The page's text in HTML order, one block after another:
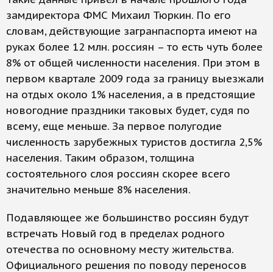
замдиректора ФМС Михаил Тюркин. По его
словам, действующие загранпаспорта имеют на
руках более 12 млн. россиян – то есть чуть более
8% от общей численности населения. При этом в
первом квартале 2009 года за границу выезжали
на отдых около 1% населения, а в предстоящие
новогодние праздники таковых будет, судя по
всему, еще меньше. За первое полугодие
численность зарубежных туристов достигла 2,5%
населения. Таким образом, толщина
состоятельного слоя россиян скорее всего
значительно меньше 8% населения.
Подавляющее же большинство россиян будут
встречать Новый год в пределах родного
отечества по основному месту жительства.
Официального решения по поводу переносов